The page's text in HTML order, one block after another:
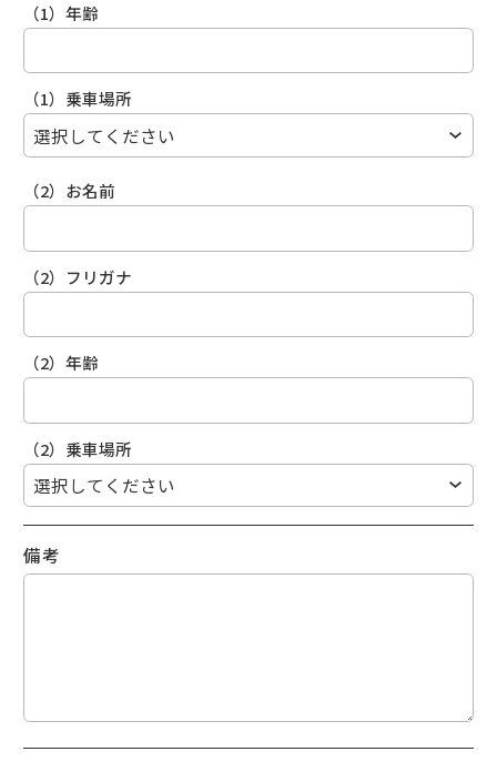
（1）年齢
（1）乗車場所
（2）お名前
（2）フリガナ
（2）年齢
（2）乗車場所
備考